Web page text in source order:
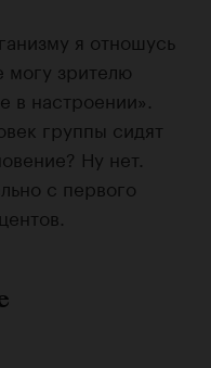
я отношусь
зрителю
в настроении».
группы сидят
Ну нет.
с первого